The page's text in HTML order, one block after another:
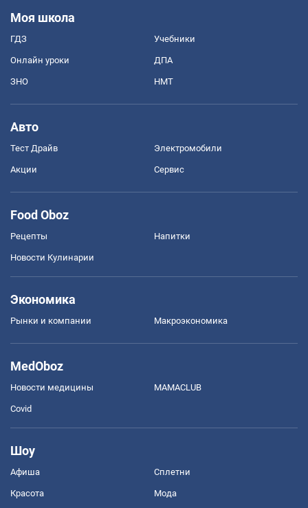
Моя школа
ГДЗ Учебники
Онлайн уроки ДПА
ЗНО НМТ
Авто
Тест Драйв Электромобили
Акции Сервис
Food Oboz
Рецепты Напитки
Новости Кулинарии
Экономика
Рынки и компании Mакроэкономика
MedOboz
Новости медицины MAMACLUB
Covid
Шоу
Афиша Сплетни
Красота Мода